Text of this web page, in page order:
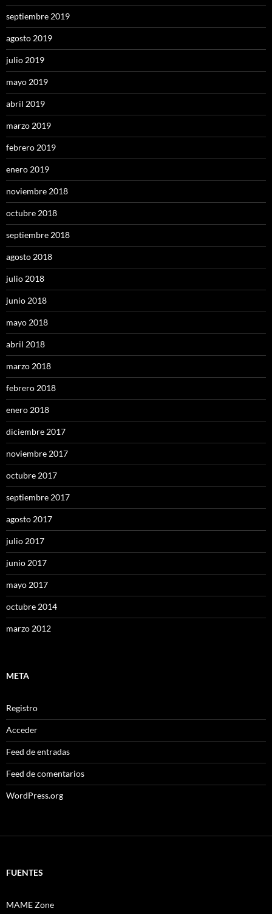
septiembre 2019
agosto 2019
julio 2019
mayo 2019
abril 2019
marzo 2019
febrero 2019
enero 2019
noviembre 2018
octubre 2018
septiembre 2018
agosto 2018
julio 2018
junio 2018
mayo 2018
abril 2018
marzo 2018
febrero 2018
enero 2018
diciembre 2017
noviembre 2017
octubre 2017
septiembre 2017
agosto 2017
julio 2017
junio 2017
mayo 2017
octubre 2014
marzo 2012
META
Registro
Acceder
Feed de entradas
Feed de comentarios
WordPress.org
FUENTES
MAME Zone